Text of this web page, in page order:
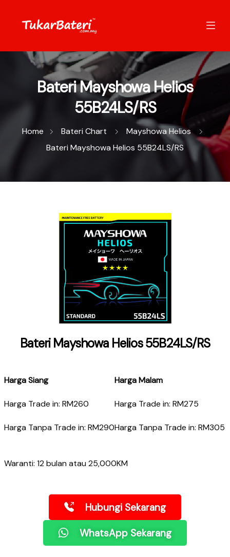
Bateri Mayshowa Helios
55B24LS/RS
Home Bateri Chart
Mayshowa Helios
Bateri Mayshowa Helios 55B24LS/RS
Bateri Mayshowa Helios 55B24LS/RS
Harga Siang
Harga Trade in: RM260
Harga Tanpa Trade in: RM290
Harga Malam
Harga Trade in: RM275
Harga Tanpa Trade in: RM305
Waranti: 12 bulan atau 25,000KM
Hubungi Sekarang
WhatsApp Sekarang